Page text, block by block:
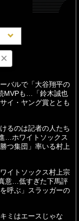
間
バルで「大谷翔平の
MVPも…「鈴木誠也
イ・ヤング賞ととも
るのは記者の人たち
…ホワイトソックス
つ集団」率いる村上
イトソックス村上宗
意…低すぎた下馬評
呼ぶ」スラッガーの
ミはエースじゃな
×